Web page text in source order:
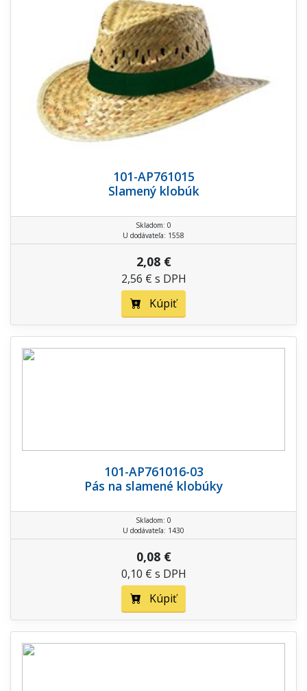
101-AP761015
Slamený klobúk
Skladom: 0
U dodávateľa: 1558
2,08 €
2,56 € s DPH
Kúpiť
101-AP761016-03
Pás na slamené klobúky
Skladom: 0
U dodávateľa: 1430
0,08 €
0,10 € s DPH
Kúpiť